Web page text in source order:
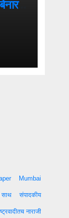
Mumbai
साथ संपादकीय
नाराजी